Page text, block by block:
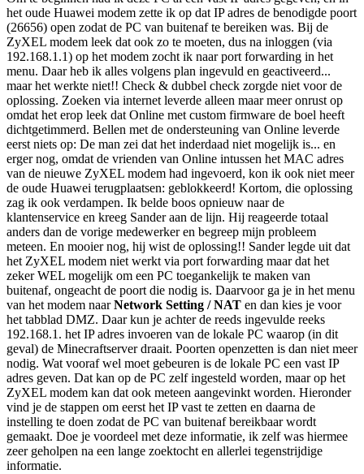
het oude Huawei modem zette ik op dat IP adres de benodigde poort
(26656) open zodat de PC van buitenaf te bereiken was. Bij de
ZyXEL modem leek dat ook zo te moeten, dus na inloggen (via
192.168.1.1) op het modem zocht ik naar port forwarding in het
menu. Daar heb ik alles volgens plan ingevuld en geactiveerd...
maar het werkte niet!! Check & dubbel check zorgde niet voor de
oplossing. Zoeken via internet leverde alleen maar meer onrust op
omdat het erop leek dat Online met custom firmware de boel heeft
dichtgetimmerd. Bellen met de ondersteuning van Online leverde
eerst niets op: De man zei dat het inderdaad niet mogelijk is... en
erger nog, omdat de vrienden van Online intussen het MAC adres
van de nieuwe ZyXEL modem had ingevoerd, kon ik ook niet meer
de oude Huawei terugplaatsen: geblokkeerd! Kortom, die oplossing
zag ik ook verdampen. Ik belde boos opnieuw naar de
klantenservice en kreeg Sander aan de lijn. Hij reageerde totaal
anders dan de vorige medewerker en begreep mijn probleem
meteen. En mooier nog, hij wist de oplossing!! Sander legde uit dat
het ZyXEL modem niet werkt via port forwarding maar dat het
zeker WEL mogelijk om een PC toegankelijk te maken van
buitenaf, ongeacht de poort die nodig is. Daarvoor ga je in het menu
van het modem naarNetwork Setting / NAT en dan kies je voor
het tabblad DMZ. Daar kun je achter de reeds ingevulde reeks
192.168.1. het IP adres invoeren van de lokale PC waarop (in dit
geval) de Minecraftserver draait. Poorten openzetten is dan niet meer
nodig. Wat vooraf wel moet gebeuren is de lokale PC een vast IP
adres geven. Dat kan op de PC zelf ingesteld worden, maar op het
ZyXEL modem kan dat ook meteen aangevinkt worden. Hieronder
vind je de stappen om eerst het IP vast te zetten en daarna de
instelling te doen zodat de PC van buitenaf bereikbaar wordt
gemaakt. Doe je voordeel met deze informatie, ik zelf was hiermee
zeer geholpen na een lange zoektocht en allerlei tegenstrijdige
informatie.